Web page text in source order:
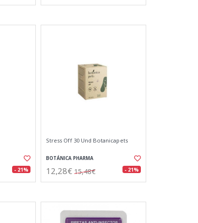
- 21%
Stress Off 30 Und Botanicapets
BOTÁNICA PHARMA
12,28€ 15,48€ - 21%